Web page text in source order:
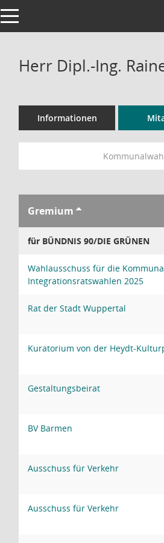
Toggle navigation
Herr Dipl.-Ing.
Informationen
Gremium
für BÜNDNIS 90/DIE GRÜNEN
Wahlausschuss für die
Integrationsratswahlen 2025
Rat der Stadt Wuppertal
Kuratorium von der Heydt-
Gestaltungsbeirat
BV Barmen
Ausschuss für Verkehr
Ausschuss für Verkehr